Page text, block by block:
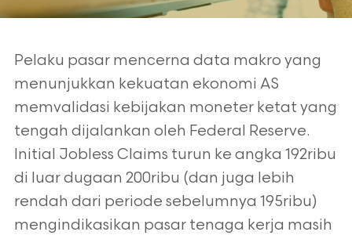
Pelaku pasar mencerna data makro yang
menunjukkan kekuatan ekonomi AS
memvalidasi kebijakan moneter ketat yang
tengah dijalankan oleh Federal Reserve.
Initial Jobless Claims turun ke angka 192ribu
di luar dugaan 200ribu (dan juga lebih
rendah dari periode sebelumnya 195ribu)
mengindikasikan pasar tenaga kerja masih